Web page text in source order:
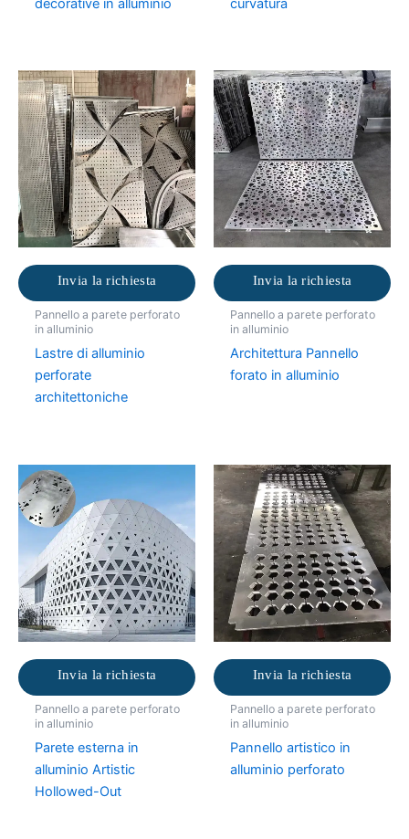
decorative in alluminio curvatura
Invia la richiesta
Pannello a parete perforato
in alluminio
Lastre di alluminio
perforate
architettoniche
Invia la richiesta
Pannello a parete perforato
in alluminio
Architettura Pannello
forato in alluminio
Invia la richiesta
Pannello a parete perforato
in alluminio
Parete esterna in
alluminio Artistic
Hollowed-Out
Invia la richiesta
Pannello a parete perforato
in alluminio
Pannello artistico in
alluminio perforato